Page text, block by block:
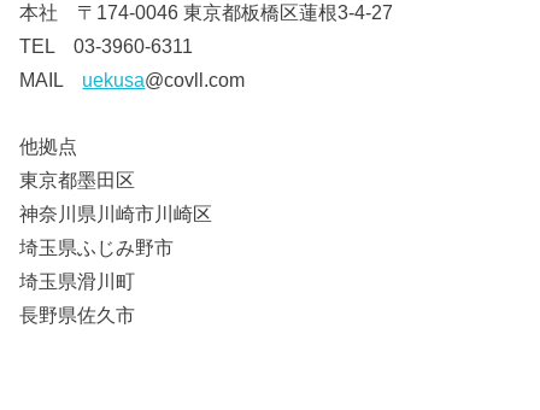
本社 〒174-0046 東京都板橋区蓮根3-4-27
TEL 03-3960-6311
MAIL uekusa@covll.com
他拠点
東京都墨田区
神奈川県川崎市川崎区
埼玉県ふじみ野市
埼玉県滑川町
長野県佐久市